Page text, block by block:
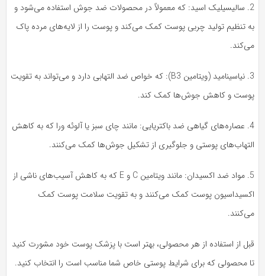
2. سالیسیلیک اسید: که معمولاً در محصولات ضد جوش استفاده می‌شود و
تنظیم تولید چربی پوست کمک می‌کند و پوست را از لایه‌های مرده پاک
3. نیاسینامید (ویتامین B3): که خواص ضد التهابی دارد و می‌تواند به تقویت
و کاهش جوش‌ها کمک کند.
4. عصاره‌های گیاهی ضد باکتریایی: مانند چای سبز یا آلوئه ورا که به کاهش
پوستی و جلوگیری از تشکیل جوش‌ها کمک می‌کنند.
5. مواد ضد اکسیدان: مانند ویتامین C و E که به کاهش آسیب‌های ناشی از
پوست کمک می‌کنند و به تقویت سلامت پوست کمک
از استفاده از هر محصولی، بهتر است با پزشک پوست خود مشورت کنید
محصولی که برای شرایط پوستی خاص شما مناسب است را انتخاب کنید.